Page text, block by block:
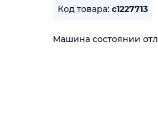
Код товара: c1227713
Машина состоянии